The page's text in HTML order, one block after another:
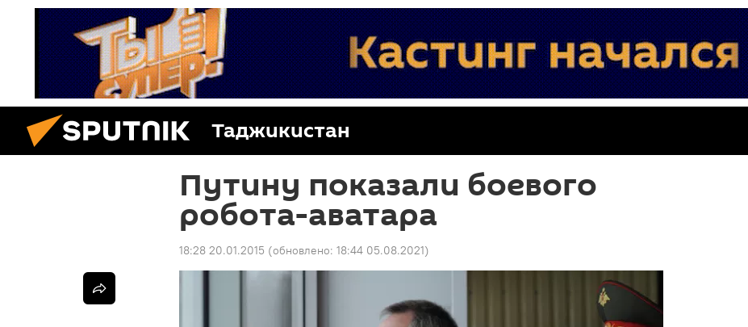
Таджикистан
Путину показали боевого
робота-аватара
18:28 20.01.2015 (обновлено: 18:44 05.08.2021)